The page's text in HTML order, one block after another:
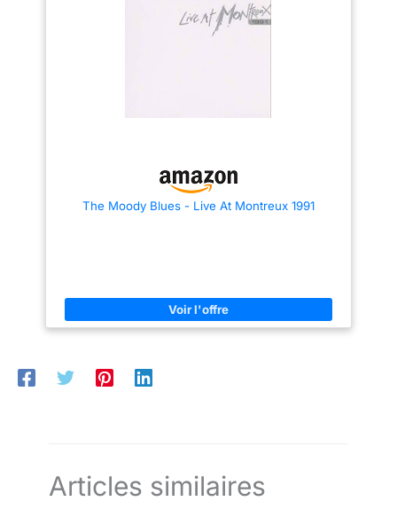
The Moody Blues - Live At Montreux 1991
Articles similaires